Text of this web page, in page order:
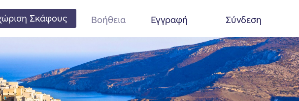
Σκάφους Βοήθεια Εγγραφή Σύνδεση